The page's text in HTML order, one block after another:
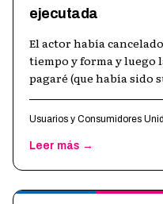
ejecutada
El actor había
tiempo y forma y luego
pagaré (que había sido
Usuarios y Consumidores
Leer más →